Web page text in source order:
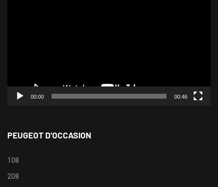
00:00 00:46
PEUGEOT D’OCCASION
108
208